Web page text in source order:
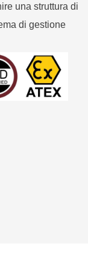
una struttura di
di gestione